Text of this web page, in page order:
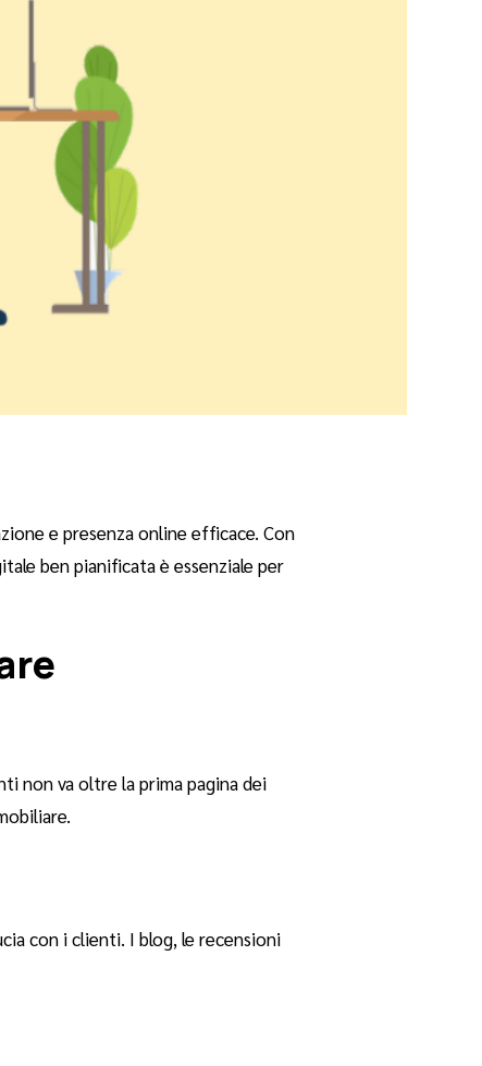
e presenza online efficace. Con
ben pianificata è essenziale per
non va oltre la prima pagina dei
con i clienti. I blog, le recensioni